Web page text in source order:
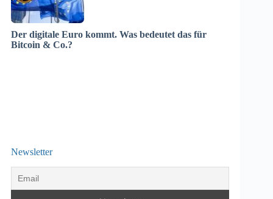
Der digitale Euro kommt. Was bedeutet das für
Bitcoin & Co.?
Newsletter